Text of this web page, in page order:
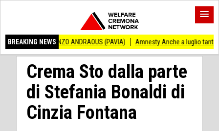
BREAKING NEWS
VINCENZO ANDRAOUS (PAVIA) Amnesty Anche a luglio tanti successi ed
Crema Sto dalla parte
di Stefania Bonaldi di
Cinzia Fontana